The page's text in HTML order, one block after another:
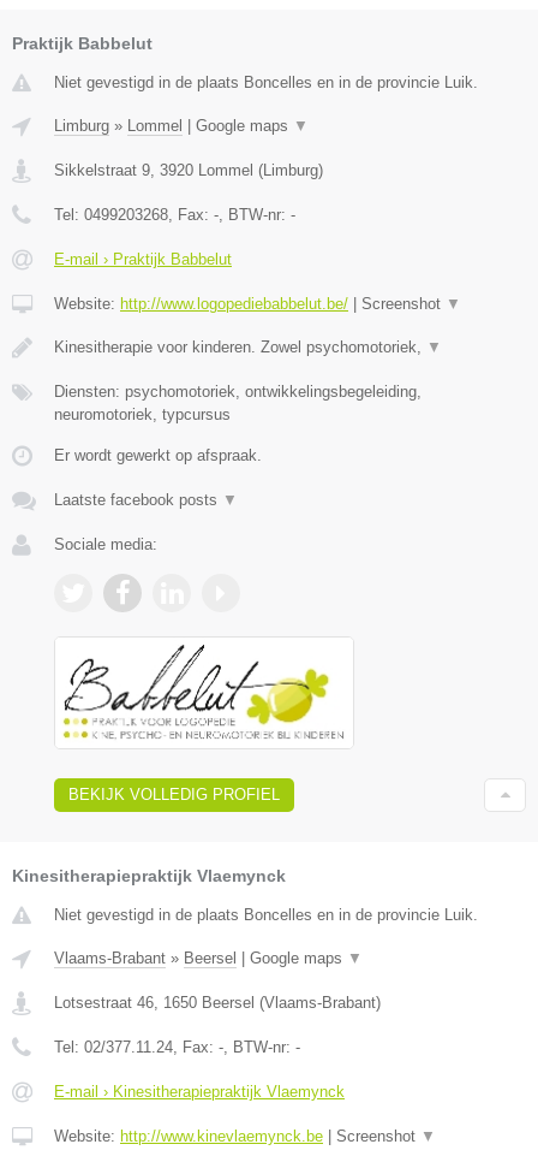
Praktijk Babbelut
Niet gevestigd in de plaats Boncelles en in de provincie Luik.
Limburg » Lommel Google maps ▼
Sikkelstraat 9 3920 Lommel ( Limburg)
Tel: 0499203268 , Fax: - , BTW-nr: -
E-mail › Praktijk Babbelut
Website: http://www.logopediebabbelut.be/ Screenshot ▼
Kinesitherapie voor kinderen. Zowel psychomotoriek, ▼
Diensten: psychomotoriek, ontwikkelingsbegeleiding,
neuromotoriek, typcursus
Er wordt gewerkt op afspraak.
Laatste facebook posts ▼
Sociale media:
BEKIJK VOLLEDIG PROFIEL
Kinesitherapiepraktijk Vlaemynck
Niet gevestigd in de plaats Boncelles en in de provincie Luik.
Vlaams-Brabant » Beersel Google maps ▼
Lotsestraat 46, 1650 Beersel (Vlaams-Brabant)
Tel: 02/377.11.24, Fax: -, BTW-nr: -
E-mail › Kinesitherapiepraktijk Vlaemynck
Website: http://www.kinevlaemynck.be Screenshot ▼